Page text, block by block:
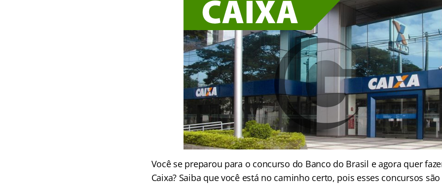
Você se preparou para o concurso do Banco do Brasil e agora quer
Caixa? Saiba que você está no caminho certo, pois esses concursos